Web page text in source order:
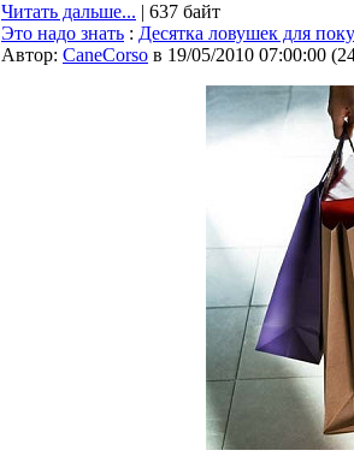
Читать дальше... | 637 байт
Это надо знать : Десятка ловушек для
Автор: CaneCorso в 19/05/2010 07:00:00 (